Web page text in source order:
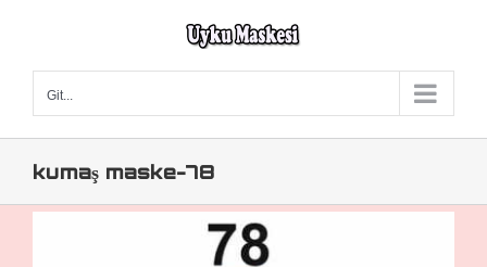
Git...
kumaş maske-78